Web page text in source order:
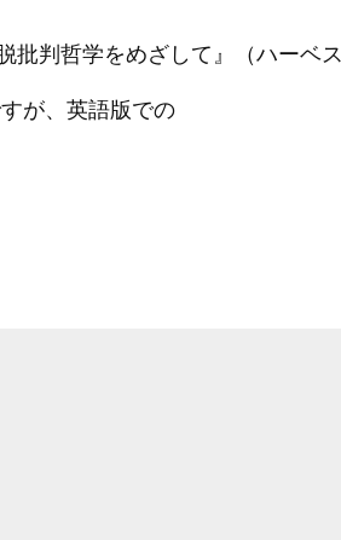
判哲学をめざして』（ハーベ
が、英語版での